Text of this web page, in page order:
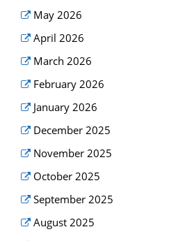
May 2026
April 2026
March 2026
February 2026
January 2026
December 2025
November 2025
October 2025
September 2025
August 2025